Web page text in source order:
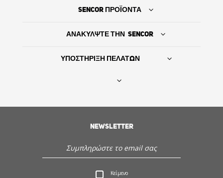
Εξυπηρέτηση - Υποστήριξη πελατών
SENCOR ΠΡΟΪΟΝΤΑ
ΑΝΑΚΥΛΨΤΕ ΤΗΝ SENCOR
ΥΠΟΣΤΗΡΙΞΗ ΠΕΛΑΤΩΝ
NEWSLETTER
Κείμενο